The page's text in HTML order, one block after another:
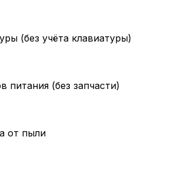
(без учёта клавиатуры)
питания (без запчасти)
от пыли